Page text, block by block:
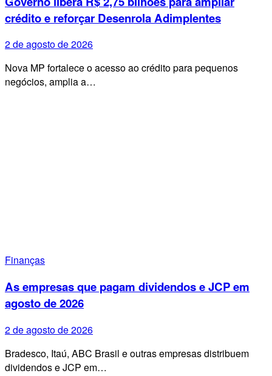
crédito e reforçar Desenrola Adimplentes
2 de agosto de 2026
Nova MP fortalece o acesso ao crédito para pequenos
negócios, amplia a…
Finanças
As empresas que pagam dividendos e JCP em
agosto de 2026
2 de agosto de 2026
Bradesco, Itaú, ABC Brasil e outras empresas distribuem
dividendos e JCP em…